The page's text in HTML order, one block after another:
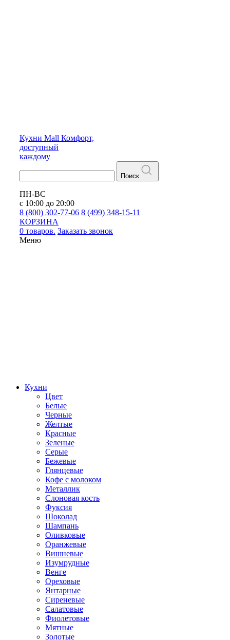
Кухни Mall Комфорт,
доступный
каждому
Поиск
ПН-ВС
с 10:00 до 20:00
8 (800) 302-77-06 8 (499) 348-15-11
КОРЗИНА
0 товаров. Заказать звонок
Меню
Кухни
Цвет
Белые
Черные
Желтые
Красные
Зеленые
Серые
Бежевые
Глянцевые
Кофе с молоком
Металлик
Слоновая кость
Фуксия
Шоколад
Шампань
Оливковые
Оранжевые
Вишневые
Изумрудные
Венге
Ореховые
Янтарные
Сиреневые
Салатовые
Фиолетовые
Мятные
Золотые